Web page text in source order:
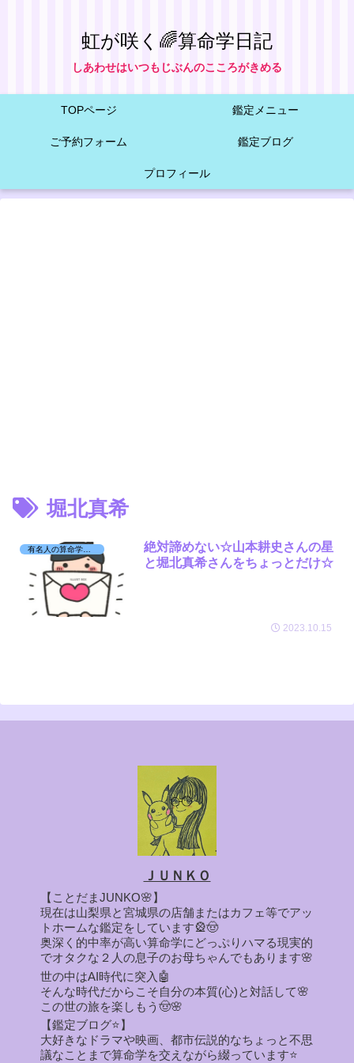
虹が咲く🌈算命学日記
しあわせはいつもじぶんのこころがきめる
TOPページ 鑑定メニュー
ご予約フォーム 鑑定ブログ
プロフィール
堀北真希
有名人の算命学日記☆
絶対諦めない☆山本耕史さんの星
と堀北真希さんをちょっとだけ☆
2023.10.15
ＪＵＮＫＯ
【ことだまJUNKO🌸】
現在は山梨県と宮城県の店舗またはカフェ等でアッ
トホームな鑑定をしています🎡🤠
奥深く的中率が高い算命学にどっぷりハマる現実的
でオタクな２人の息子のお母ちゃんでもあります🌸
世の中はAI時代に突入🤖
そんな時代だからこそ自分の本質(心)と対話して🌸
この世の旅を楽しもう🤠🌸
【鑑定ブログ⭐】
大好きなドラマや映画、都市伝説的なちょっと不思
議なことまで算命学を交えながら綴っています⭐